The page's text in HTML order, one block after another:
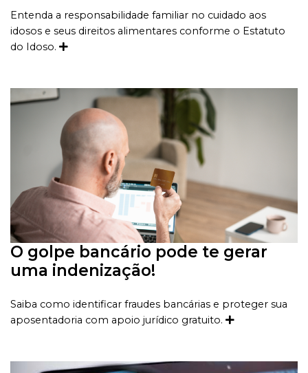
Entenda a responsabilidade familiar no cuidado aos
idosos e seus direitos alimentares conforme o Estatuto
do Idoso.
O golpe bancário pode te gerar
uma indenização!
Saiba como identificar fraudes bancárias e proteger sua
aposentadoria com apoio jurídico gratuito.